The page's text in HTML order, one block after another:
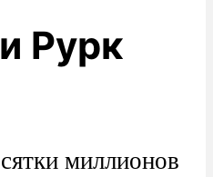
Рурк
миллионов